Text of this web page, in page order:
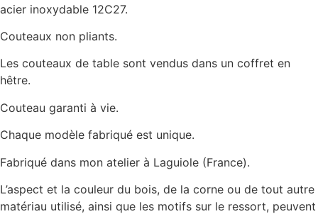
acier inoxydable 12C27.
Couteaux non pliants.
Les couteaux de table sont vendus dans un coffret en
hêtre.
Couteau garanti à vie.
Chaque modèle fabriqué est unique.
Fabriqué dans mon atelier à Laguiole (France).
L’aspect et la couleur du bois, de la corne ou de tout autre
matériau utilisé, ainsi que les motifs sur le ressort, peuvent